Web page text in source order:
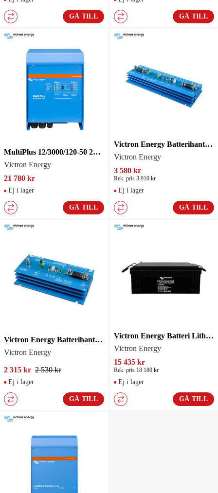
GÅ TILL GÅ TILL
MultiPlus 12/3000/120-50 230V
Victron Energy
21 780 kr
Ej i lager
GÅ TILL
Victron Energy Batterihanteringssystem Smart BMS 12/100 med Bluetooth
Victron Energy
3 580 kr
Rek. pris 3 910 kr
Ej i lager
GÅ TILL
Victron Energy Batterihanteringssystem Smart BMS CL 12-100 med Bluetooth
Victron Energy
2 315 kr 2 530 kr
Ej i lager
GÅ TILL
Victron Energy Batteri Lithium SuperPack 12,8V 200Ah
Victron Energy
15 435 kr
Rek. pris 18 180 kr
Ej i lager
GÅ TILL